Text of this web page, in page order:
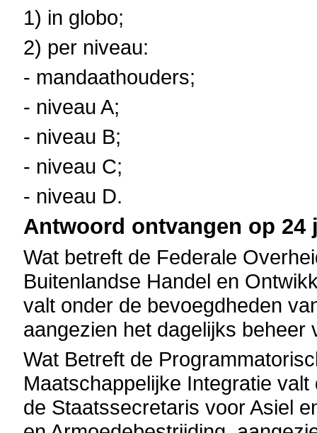
1) in globo;
2) per niveau:
- mandaathouders;
- niveau A;
- niveau B;
- niveau C;
- niveau D.
Antwoord ontvangen op 24
Wat betreft de Federale
Buitenlandse Handel en
valt onder de bevoegdheden
aangezien het dagelijks
Wat Betreft de
Maatschappelijke Integratie
de Staatssecretaris voor Asiel